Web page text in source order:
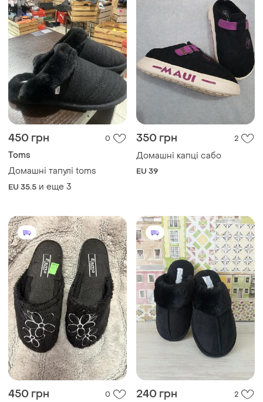
450 грн 0
Toms
Домашні тапулі toms
EU 35.5 и еще 3
350 грн 2
Домашні капці сабо
EU 39
450 грн 0 240 грн 2